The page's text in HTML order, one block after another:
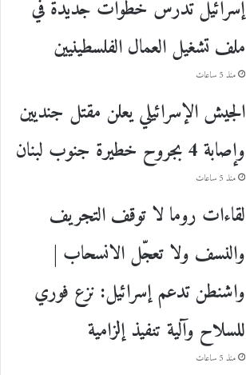
إسرائيل تدرس خطوات جديدة في
ملف تشغيل العمال الفلسطينيين
منذ 5 ساعات
الجيش الإسرائيلي يعلن مقتل جنديين
وإصابة 4 بجروح خطيرة جنوب لبنان
منذ 5 ساعات
لقاءات روما لا توقف التجريف
والنسف ولا تعجّل الانسحاب |
واشنطن تدعم إسرائيل: نزع فوري
للسلاح وآلية تنفيذ إلزامية
منذ 5 ساعات